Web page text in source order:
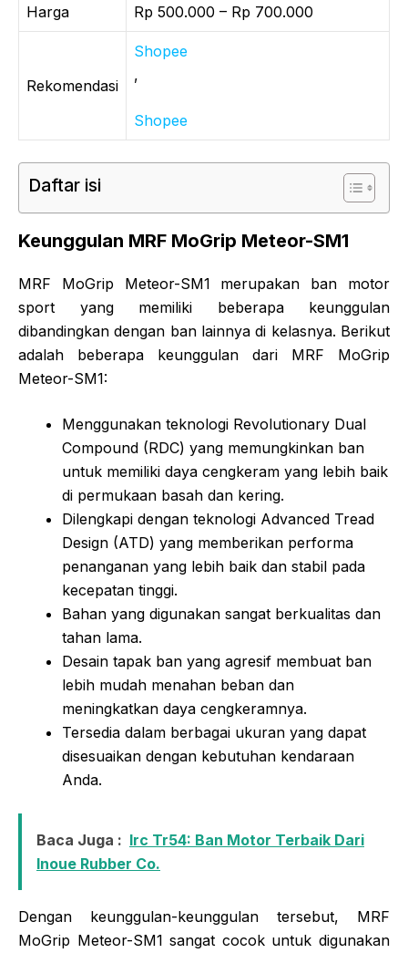
Harga Rp 500.000 – Rp 700.000
Rekomendasi
Shopee
,
Shopee
Daftar isi
Keunggulan MRF MoGrip Meteor-SM1
MRF MoGrip Meteor-SM1 merupakan ban motor
sport yang memiliki beberapa keunggulan
dibandingkan dengan ban lainnya di kelasnya. Berikut
adalah beberapa keunggulan dari MRF MoGrip
Meteor-SM1:
Menggunakan teknologi Revolutionary Dual
Compound (RDC) yang memungkinkan ban
untuk memiliki daya cengkeram yang lebih baik
di permukaan basah dan kering.
Dilengkapi dengan teknologi Advanced Tread
Design (ATD) yang memberikan performa
penanganan yang lebih baik dan stabil pada
kecepatan tinggi.
Bahan yang digunakan sangat berkualitas dan
tahan lama.
Desain tapak ban yang agresif membuat ban
lebih mudah menahan beban dan
meningkatkan daya cengkeramnya.
Tersedia dalam berbagai ukuran yang dapat
disesuaikan dengan kebutuhan kendaraan
Anda.
Baca Juga : Irc Tr54: Ban Motor Terbaik Dari
Inoue Rubber Co.
Dengan keunggulan-keunggulan tersebut, MRF
MoGrip Meteor-SM1 sangat cocok untuk digunakan